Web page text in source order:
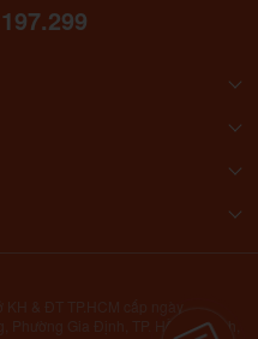
Phường Gia Định, TP. Hồ Chí Minh,